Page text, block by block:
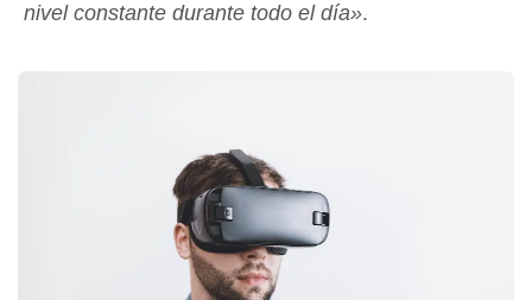
nivel constante durante todo el día».